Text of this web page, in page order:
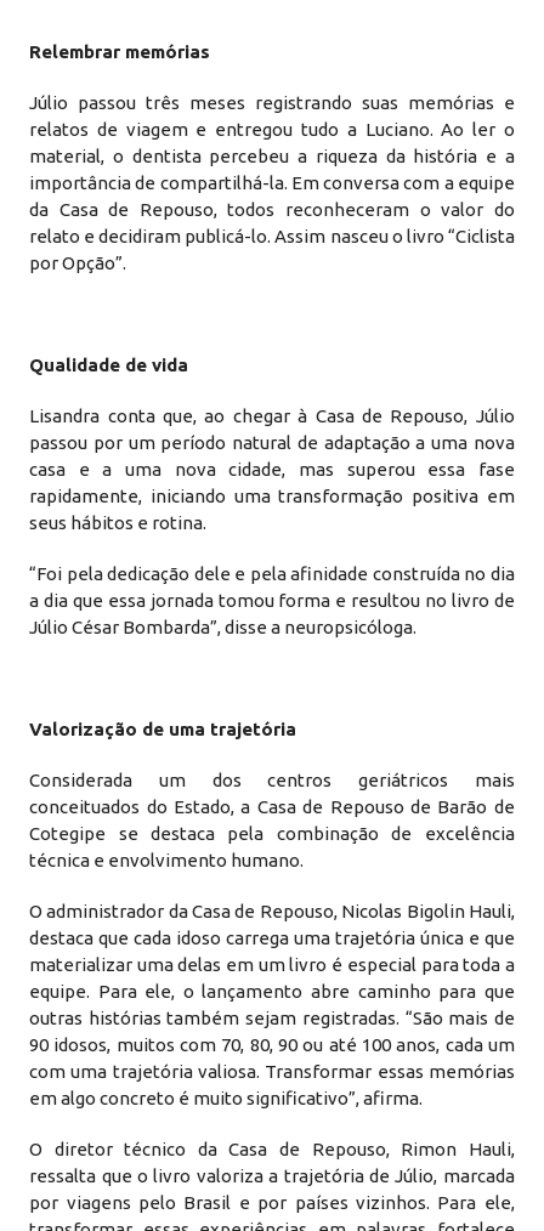
Relembrar memórias
Júlio passou três meses registrando suas memórias e
relatos de viagem e entregou tudo a Luciano. Ao ler o
material, o dentista percebeu a riqueza da história e a
importância de compartilhá-la. Em conversa com a equipe
da Casa de Repouso, todos reconheceram o valor do
relato e decidiram publicá-lo. Assim nasceu o livro “Ciclista
por Opção”.
Qualidade de vida
Lisandra conta que, ao chegar à Casa de Repouso, Júlio
passou por um período natural de adaptação a uma nova
casa e a uma nova cidade, mas superou essa fase
rapidamente, iniciando uma transformação positiva em
seus hábitos e rotina.
“Foi pela dedicação dele e pela afinidade construída no dia
a dia que essa jornada tomou forma e resultou no livro de
Júlio César Bombarda”, disse a neuropsicóloga.
Valorização de uma trajetória
Considerada um dos centros geriátricos mais
conceituados do Estado, a Casa de Repouso de Barão de
Cotegipe se destaca pela combinação de excelência
técnica e envolvimento humano.
O administrador da Casa de Repouso, Nicolas Bigolin Hauli,
destaca que cada idoso carrega uma trajetória única e que
materializar uma delas em um livro é especial para toda a
equipe. Para ele, o lançamento abre caminho para que
outras histórias também sejam registradas. “São mais de
90 idosos, muitos com 70, 80, 90 ou até 100 anos, cada um
com uma trajetória valiosa. Transformar essas memórias
em algo concreto é muito significativo”, afirma.
O diretor técnico da Casa de Repouso, Rimon Hauli,
ressalta que o livro valoriza a trajetória de Júlio, marcada
por viagens pelo Brasil e por países vizinhos. Para ele,